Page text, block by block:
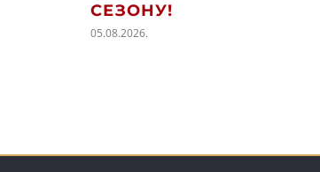
СЕЗОНУ!
05.08.2026.